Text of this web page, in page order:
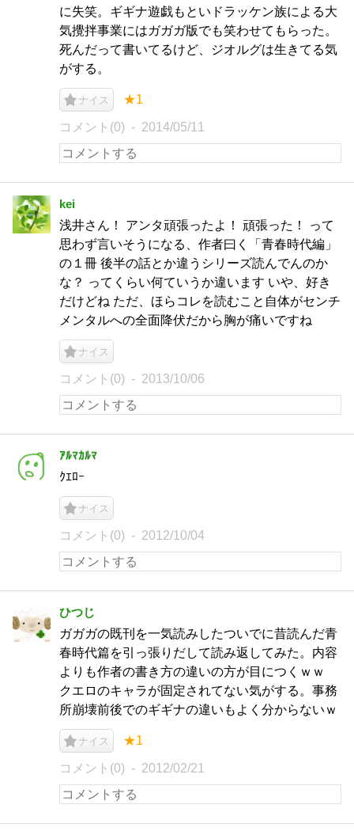
に失笑。ギギナ遊戯もといドラッケン族による大
気攪拌事業にはガガガ版でも笑わせてもらった。
死んだって書いてるけど、ジオルグは生きてる気
がする。
ナイス ★1
コメント(0) 2014/05/11
kei
浅井さん！ アンタ頑張ったよ！ 頑張った！ って
思わず言いそうになる、作者曰く「青春時代編」
の１冊 後半の話とか違うシリーズ読んでんのか
な？ ってくらい何ていうか違います いや、好き
だけどね ただ、ほらコレを読むこと自体がセンチ
メンタルへの全面降伏だから胸が痛いですね
ナイス
コメント(0) 2013/10/06
ｱﾙﾏｶﾙﾏ
ｸｴﾛｰ
ナイス
コメント(0) 2012/10/04
ひつじ
ガガガの既刊を一気読みしたついでに昔読んだ青
春時代篇を引っ張りだして読み返してみた。内容
よりも作者の書き方の違いの方が目につくｗｗ
クエロのキャラが固定されてない気がする。事務
所崩壊前後でのギギナの違いもよく分からないｗ
ナイス ★1
コメント(0) 2012/02/21